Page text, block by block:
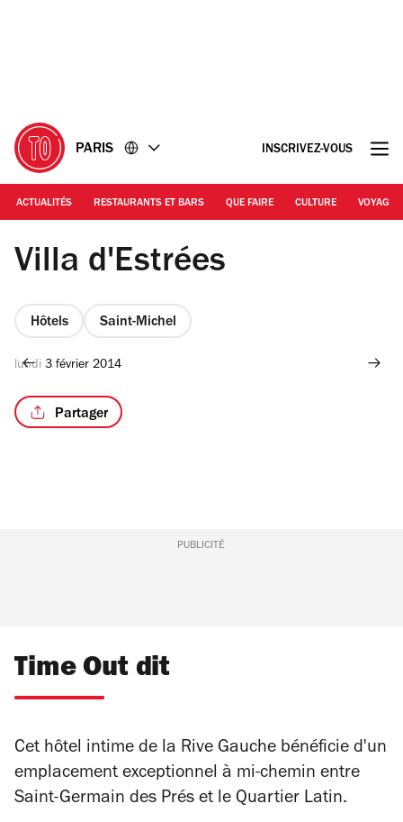
PARIS INSCRIVEZ-VOUS
ACTUALITÉS RESTAURANTS ET BARS QUE FAIRE CULTURE VOYAGE
Villa d'Estrées
Hôtels Saint-Michel
lundi 3 février 2014
Partager
PUBLICITÉ
Time Out dit
Cet hôtel intime de la Rive Gauche bénéficie d'un
emplacement exceptionnel à mi-chemin entre
Saint-Germain des Prés et le Quartier Latin.